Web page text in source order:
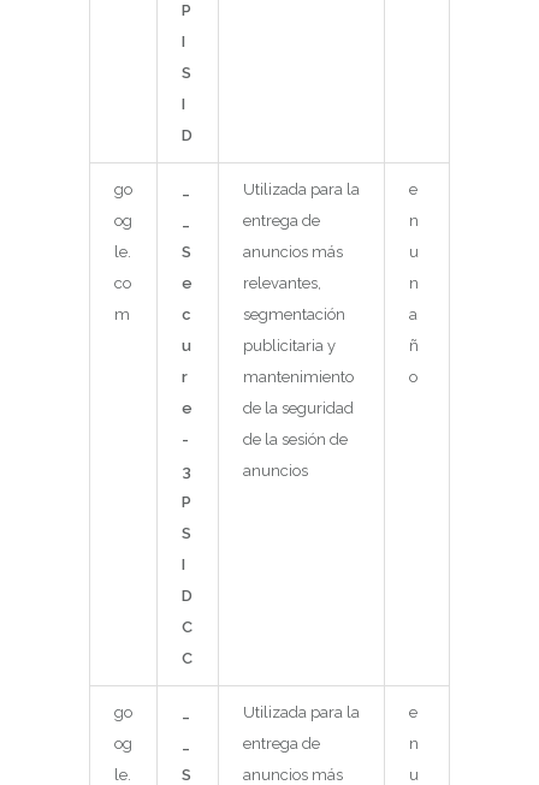
P
I
S
I
D
go
og
le.
co
m
S
e
c
u
r
e
-
3
P
S
I
D
C
C
Utilizada para la
entrega de
anuncios más
relevantes,
segmentación
publicitaria y
mantenimiento
de la seguridad
de la sesión de
anuncios
e
n
u
n
a
ñ
o
go
og
le.
S
Utilizada para la
entrega de
anuncios más
e
n
u